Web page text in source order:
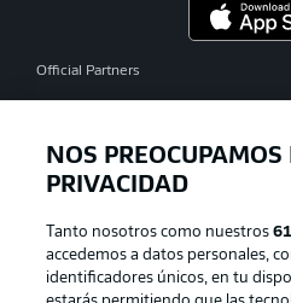
Official Partners
NOS PREOCUPAMOS
PRIVACIDAD
Tanto nosotros como nuestros61
accedemos a datos personales,
identificadores únicos, en tu